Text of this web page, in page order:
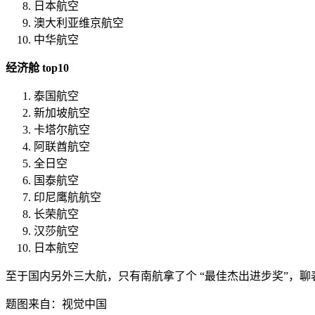
日本航空
澳大利亚维京航空
中华航空
经济舱 top10
泰国航空
新加坡航空
卡塔尔航空
阿联酋航空
全日空
国泰航空
印尼鹰航航空
长荣航空
汉莎航空
日本航空
至于国内另外三大航，只有南航拿了个 “最佳杰出进步奖”，聊
题图来自：视觉中国